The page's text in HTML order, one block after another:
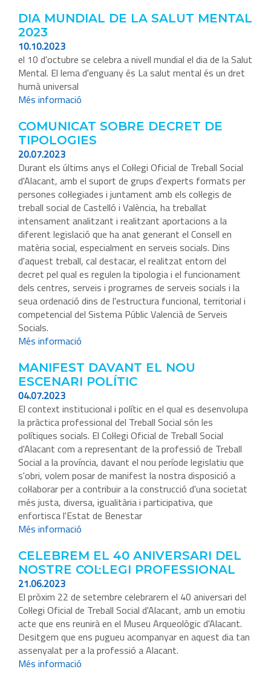
DIA MUNDIAL DE LA SALUT MENTAL
2023
10.10.2023
el 10 d'octubre se celebra a nivell mundial el dia de la Salut
Mental. El lema d'enguany és La salut mental és un dret
humà universal
Més informació
COMUNICAT SOBRE DECRET DE
TIPOLOGIES
20.07.2023
Durant els últims anys el Col·legi Oficial de Treball Social
d'Alacant, amb el suport de grups d'experts formats per
persones col·legiades i juntament amb els col·legis de
treball social de Castelló i València, ha treballat
intensament analitzant i realitzant aportacions a la
diferent legislació que ha anat generant el Consell en
matèria social, especialment en serveis socials. Dins
d'aquest treball, cal destacar, el realitzat entorn del
decret pel qual es regulen la tipologia i el funcionament
dels centres, serveis i programes de serveis socials i la
seua ordenació dins de l'estructura funcional, territorial i
competencial del Sistema Públic Valencià de Serveis
Socials.
Més informació
MANIFEST DAVANT EL NOU
ESCENARI POLÍTIC
04.07.2023
El context institucional i polític en el qual es desenvolupa
la pràctica professional del Treball Social són les
polítiques socials. El Col·legi Oficial de Treball Social
d'Alacant com a representant de la professió de Treball
Social a la província, davant el nou període legislatiu que
s'obri, volem posar de manifest la nostra disposició a
col·laborar per a contribuir a la construcció d'una societat
més justa, diversa, igualitària i participativa, que
enfortisca l'Estat de Benestar
Més informació
CELEBREM EL 40 ANIVERSARI DEL
NOSTRE COL·LEGI PROFESSIONAL
21.06.2023
El pròxim 22 de setembre celebrarem el 40 aniversari del
Col·legi Oficial de Treball Social d'Alacant, amb un emotiu
acte que ens reunirà en el Museu Arqueològic d'Alacant.
Desitgem que ens pugueu acompanyar en aquest dia tan
assenyalat per a la professió a Alacant.
Més informació